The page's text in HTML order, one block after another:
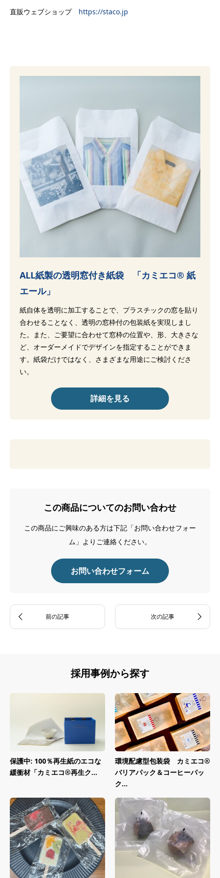
直販ウェブショップ https://staco.jp
ALL紙製の透明窓付き紙袋 「カミエコ® 紙
エール」
紙自体を透明に加工することで、プラスチックの窓を貼り
合わせることなく、透明の窓枠付の包装紙を実現しまし
た。また、ご要望に合わせて窓枠の位置や、形、大きさな
ど、オーダーメイドでデザインを指定することができま
す。紙袋だけではなく、さまざまな用途にご検討くださ
い。
詳細を見る
この商品についてのお問い合わせ
この商品にご興味のある方は下記「お問い合わせフォー
ム」よりご連絡ください。
お問い合わせフォーム
採用事例から探す
保護中: 100％再生紙のエコな
緩衝材「カミエコ®再生ク...
環境配慮型包装袋 カミエコ®
バリアパック＆コーヒーパッ
ク...